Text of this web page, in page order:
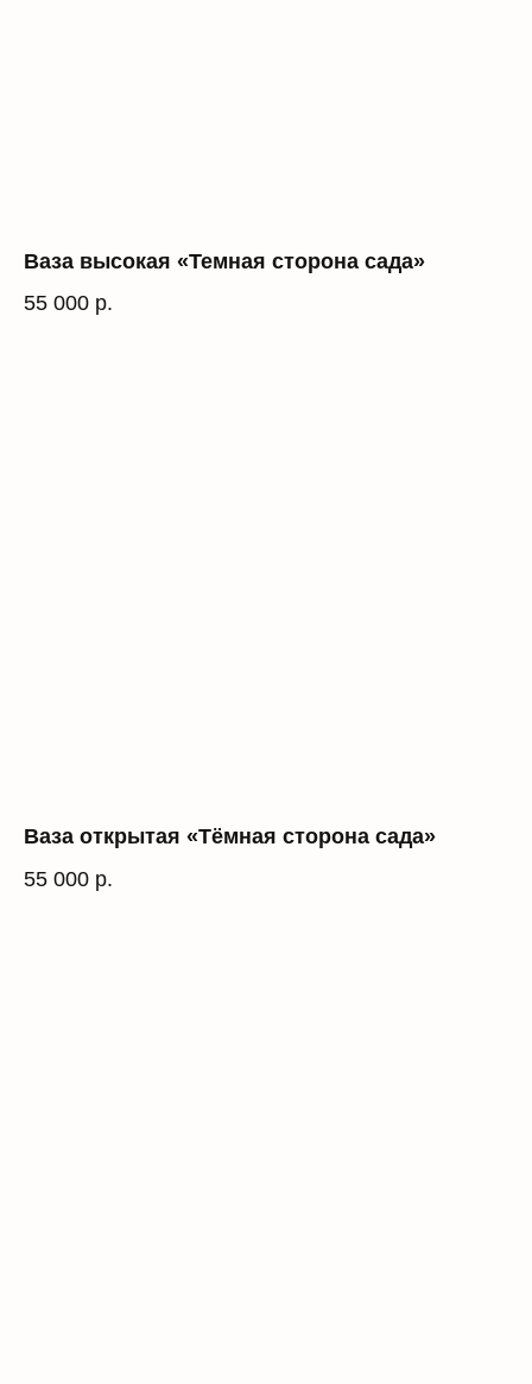
Ваза высокая «Темная сторона сада»
55 000 р.
Ваза открытая «Тёмная сторона сада»
55 000 р.